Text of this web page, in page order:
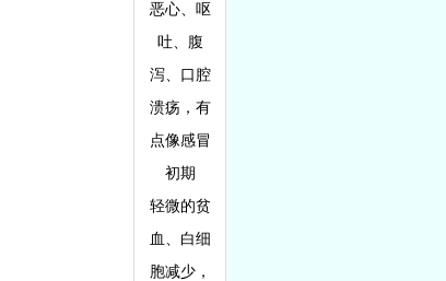
恶心、呕
吐、腹
泻、口腔
溃疡，有
点像感冒
初期
轻微的贫
血、白细
胞减少，